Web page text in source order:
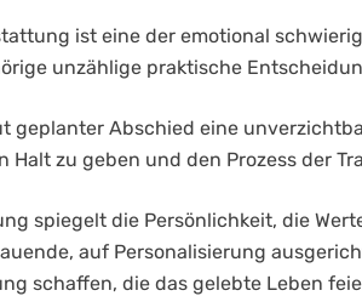
ist eine der emotional
unzählige praktische
geplanter Abschied eine
Halt zu geben und den Prozess der
spiegelt die Persönlichkeit, die
auf Personalisierung
schaffen, die das gelebte Leben